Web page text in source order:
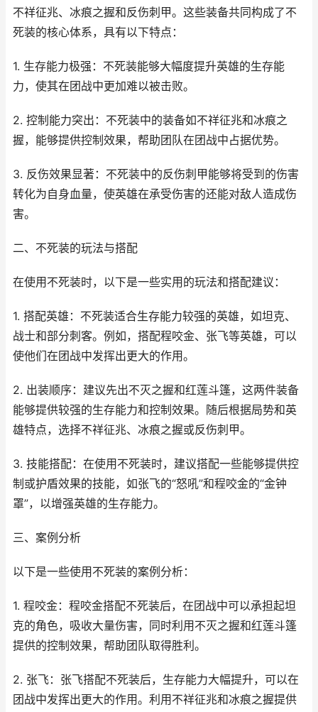
不祥征兆、冰痕之握和反伤刺甲。这些装备共同构成了不
死装的核心体系，具有以下特点：
1. 生存能力极强：不死装能够大幅度提升英雄的生存能
力，使其在团战中更加难以被击败。
2. 控制能力突出：不死装中的装备如不祥征兆和冰痕之
握，能够提供控制效果，帮助团队在团战中占据优势。
3. 反伤效果显著：不死装中的反伤刺甲能够将受到的伤害
转化为自身血量，使英雄在承受伤害的还能对敌人造成伤
害。
二、不死装的玩法与搭配
在使用不死装时，以下是一些实用的玩法和搭配建议：
1. 搭配英雄：不死装适合生存能力较强的英雄，如坦克、
战士和部分刺客。例如，搭配程咬金、张飞等英雄，可以
使他们在团战中发挥出更大的作用。
2. 出装顺序：建议先出不灭之握和红莲斗篷，这两件装备
能够提供较强的生存能力和控制效果。随后根据局势和英
雄特点，选择不祥征兆、冰痕之握或反伤刺甲。
3. 技能搭配：在使用不死装时，建议搭配一些能够提供控
制或护盾效果的技能，如张飞的“怒吼”和程咬金的“金钟
罩”，以增强英雄的生存能力。
三、案例分析
以下是一些使用不死装的案例分析：
1. 程咬金：程咬金搭配不死装后，在团战中可以承担起坦
克的角色，吸收大量伤害，同时利用不灭之握和红莲斗篷
提供的控制效果，帮助团队取得胜利。
2. 张飞：张飞搭配不死装后，生存能力大幅提升，可以在
团战中发挥出更大的作用。利用不祥征兆和冰痕之握提供